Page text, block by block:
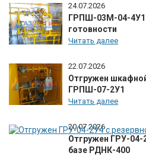
24.07.2026
ГРПШ-03М-04-4У1
готовности
Читать далее
22.07.2026
Отгружен
ГРПШ-07-2У1
Читать далее
20.07.2026
Отгружен ГРУ-04-
базе РДНК-400